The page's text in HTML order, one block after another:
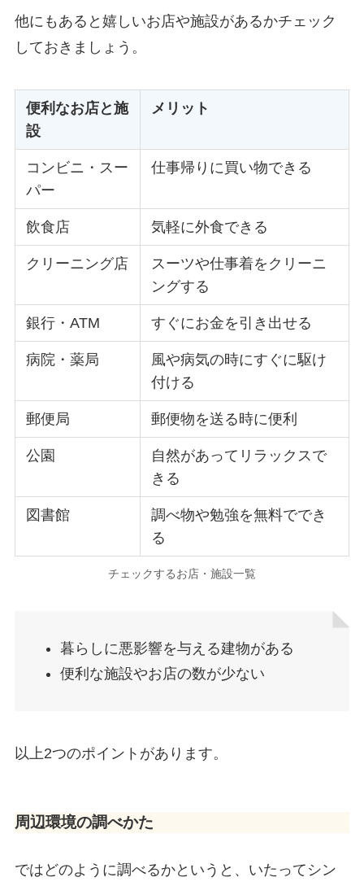
他にもあると嬉しいお店や施設があるかチェック
しておきましょう。
便利なお店と施
設
メリット
コンビニ・スー
パー
仕事帰りに買い物できる
飲食店 気軽に外食できる
クリーニング店
スーツや仕事着をクリーニ
ングする
銀行・ATM すぐにお金を引き出せる
病院・薬局
風や病気の時にすぐに駆け
付ける
郵便局 郵便物を送る時に便利
公園
自然があってリラックスで
きる
図書館
調べ物や勉強を無料ででき
る
チェックするお店・施設一覧
暮らしに悪影響を与える建物がある
便利な施設やお店の数が少ない
以上2つのポイントがあります。
周辺環境の調べかた
ではどのように調べるかというと、いたってシン